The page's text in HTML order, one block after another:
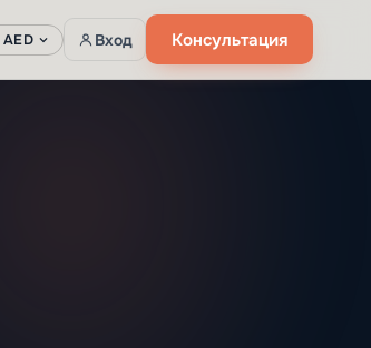
AED Вход Консультация